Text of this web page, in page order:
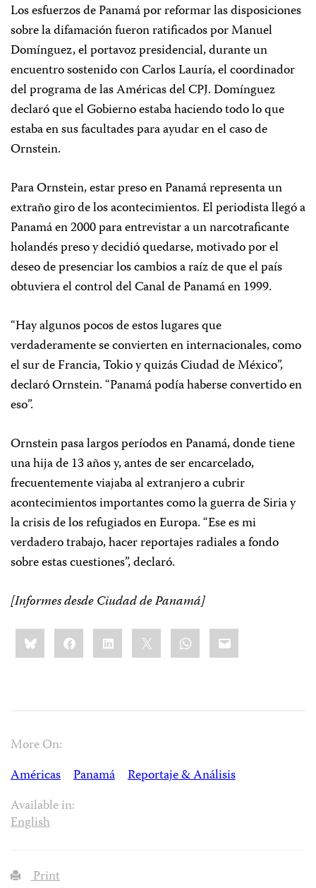
Los esfuerzos de Panamá por reformar las disposiciones
sobre la difamación fueron ratificados por Manuel
Domínguez, el portavoz presidencial, durante un
encuentro sostenido con Carlos Lauría, el coordinador
del programa de las Américas del CPJ. Domínguez
declaró que el Gobierno estaba haciendo todo lo que
estaba en sus facultades para ayudar en el caso de
Ornstein.
Para Ornstein, estar preso en Panamá representa un
extraño giro de los acontecimientos. El periodista llegó a
Panamá en 2000 para entrevistar a un narcotraficante
holandés preso y decidió quedarse, motivado por el
deseo de presenciar los cambios a raíz de que el país
obtuviera el control del Canal de Panamá en 1999.
“Hay algunos pocos de estos lugares que
verdaderamente se convierten en internacionales, como
el sur de Francia, Tokio y quizás Ciudad de México”,
declaró Ornstein. “Panamá podía haberse convertido en
eso”.
Ornstein pasa largos períodos en Panamá, donde tiene
una hija de 13 años y, antes de ser encarcelado,
frecuentemente viajaba al extranjero a cubrir
acontecimientos importantes como la guerra de Siria y
la crisis de los refugiados en Europa. “Ese es mi
verdadero trabajo, hacer reportajes radiales a fondo
sobre estas cuestiones”, declaró.
[Informes desde Ciudad de Panamá]
Share
this:BlueskyFacebookLinkedIn WhatsApp
Email
More On:
Américas
Panamá
Reportaje & Análisis
Available in:
English
Print